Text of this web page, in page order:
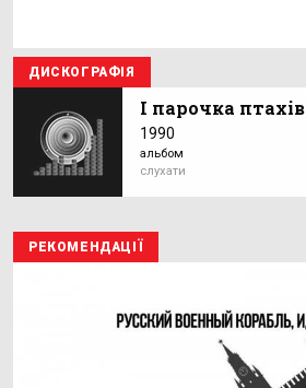
ДИСКОГРАФІЯ
І парочка птахів
1990
альбом
слухати
РЕКОМЕНДАЦІЇ